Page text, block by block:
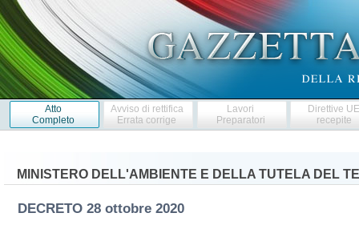
Atto
Completo
Avviso di rettifica
Errata corrige
Lavori
Preparatori
Direttive
recepite
MINISTERO DELL'AMBIENTE E DELLA TUTELA DEL
DECRETO 28 ottobre 2020